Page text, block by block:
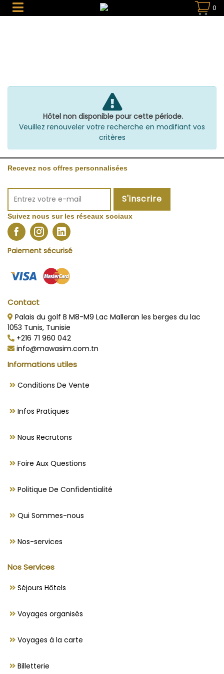
0
Hôtel non disponible pour cette période.
Veuillez renouveler votre recherche en modifiant vos
critères
Recevez nos offres personnalisées
S'inscrire
Suivez nous sur les réseaux sociaux
Paiement sécurisé
Contact
Palais du golf B M8-M9 Lac Malleran les berges du lac
1053 Tunis, Tunisie
+216 71 960 042
info@mawasim.com.tn
Informations utiles
Conditions De Vente
Infos Pratiques
Nous Recrutons
Foire Aux Questions
Politique De Confidentialité
Qui Sommes-nous
Nos-services
Nos Services
Séjours Hôtels
Voyages organisés
Voyages à la carte
Billetterie